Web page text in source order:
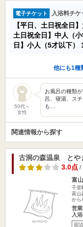
電子チケット 入浴料チケ
【平日、土日祝全日
土日祝全日】中人（
日】小人（5才以下）
他にも1種
50代～
女性
お風呂の種類
呂、寝湯、ス
も…
関連情報から探す
古洞の森温泉 と
3.0点/
富
千里
富山
から
営
入
宿泊